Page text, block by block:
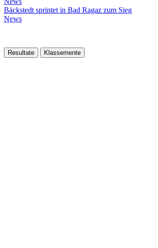
Bäckstedt sprintet in Bad Ragaz zum Sieg
News
Resultate Klassemente